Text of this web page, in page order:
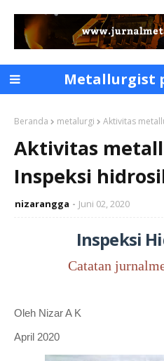
Metallurgist
Beranda metalurgi Aktivitas
Aktivitas
Inspeksi
nizarangga Juni 02, 2020
Inspeksi
Catatan
Oleh Nizar A K
April 2020